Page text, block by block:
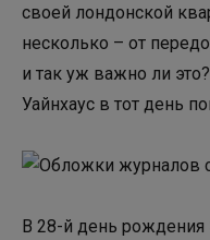
своей лондонской
несколько – от
и так уж важно ли
Уайнхаус в тот день
В 28-й день